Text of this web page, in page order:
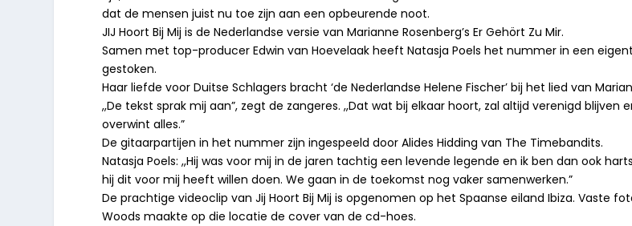
dat de mensen juist nu toe zijn aan een opbeurende noot.
JIJ Hoort Bij Mij is de Nederlandse versie van Marianne Rosenberg’s Er Gehört Zu Mir.
Samen met top-producer Edwin van Hoevelaak heeft Natasja Poels het nummer in een
gestoken.
Haar liefde voor Duitse Schlagers bracht ‘de Nederlandse Helene Fischer’ bij het lied van
,,De tekst sprak mij aan”, zegt de zangeres. ,,Dat wat bij elkaar hoort, zal altijd verenigd blijven
overwint alles.”
De gitaarpartijen in het nummer zijn ingespeeld door Alides Hidding van The Timebandits.
Natasja Poels: ,,Hij was voor mij in de jaren tachtig een levende legende en ik ben dan ook
hij dit voor mij heeft willen doen. We gaan in de toekomst nog vaker samenwerken.”
De prachtige videoclip van Jij Hoort Bij Mij is opgenomen op het Spaanse eiland Ibiza. Vaste
Woods maakte op die locatie de cover van de cd-hoes.